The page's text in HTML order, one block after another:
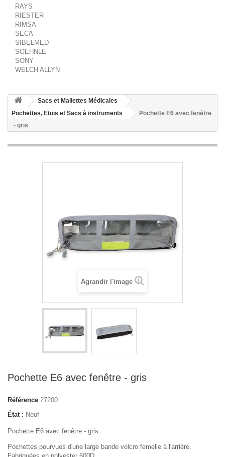
RAYS
RIESTER
RIMSA
SECA
SIBELMED
SOEHNLE
SONY
WELCH ALLYN
Sacs et Mallettes Médicales
Pochettes, Etuis et Sacs à instruments
Pochette E6 avec fenêtre
- gris
Agrandir l'image
Pochette E6 avec fenêtre - gris
Référence 27200
État : Neuf
Pochette E6 avec fenêtre - gris
Pochettes pourvues d'une large bande velcro femelle à l'arrière.